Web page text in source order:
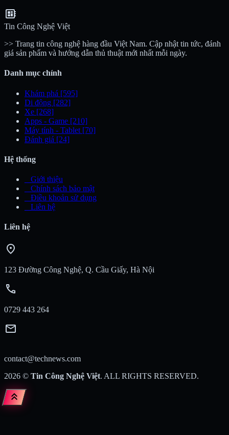
developer_board
Tin Công Nghệ Việt
>> Trang tin công nghệ hàng đầu Việt Nam. Cập nhật tin tức, đánh
giá sản phẩm và hướng dẫn thủ thuật mới nhất mỗi ngày.
Danh mục chính
Khám phá [595]
Di động [282]
Xe [268]
Apps - Game [210]
Máy tính - Tablet [70]
Đánh giá [24]
Hệ thống
Giới thiệu
Chính sách bảo mật
Điều khoản sử dụng
Liên hệ
Liên hệ
location_on
123 Đường Công Nghệ, Q. Cầu Giấy, Hà Nội
call
0729 443 264
mail
contact@technews.com
2026 © Tin Công Nghệ Việt. ALL RIGHTS RESERVED.
keyboard_double_arrow_up